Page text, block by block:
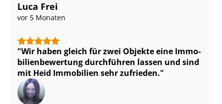
Luca Frei
vor 5 Monaten
Wir haben gleich für zwei Objekte eine Im­mo­
bi­li­en­be­wer­tung durchführen lassen und sind
mit Heid Immobilien sehr zufrieden.